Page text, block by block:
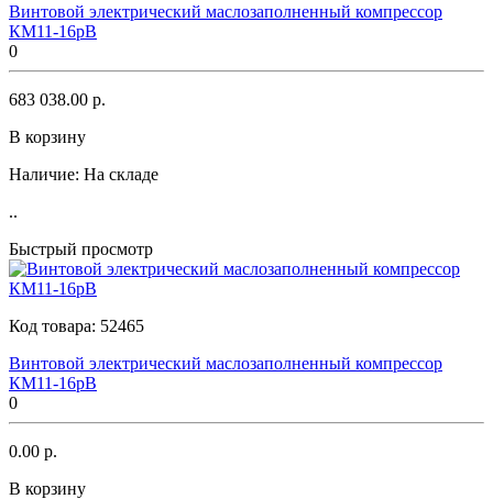
Винтовой электрический маслозаполненный компрессор
КМ11-16рВ
0
683 038.00 р.
В корзину
Наличие: На складе
..
Быстрый просмотр
Код товара: 52465
Винтовой электрический маслозаполненный компрессор
КМ11-16рВ
0
0.00 р.
В корзину